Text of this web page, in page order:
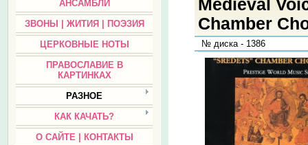
АНСАМБЛИ
ЗВОНЫ | ЖИТИЯ | ПОЭЗИЯ
ЦЕРКОВНЫЕ НОТЫ
ПРАВОСЛАВИЕ В
КАРТИНКАХ
РАЗНОЕ
КАК КАЧАТЬ?
О САЙТЕ | КОНТАКТЫ
Medieval
Chamber
№ диска - 1386